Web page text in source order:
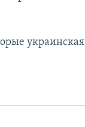
украинская